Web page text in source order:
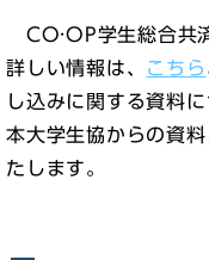
CO·OP学生総合共
詳しい情報は、
こちら
し込みに関する資料
本大学生協からの資
たします。